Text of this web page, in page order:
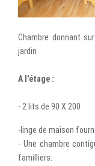
Chambre donnant
jardin
A l'étage :
- 2 lits de 90 X 200
-linge de maison
- Une chambre
familliers.